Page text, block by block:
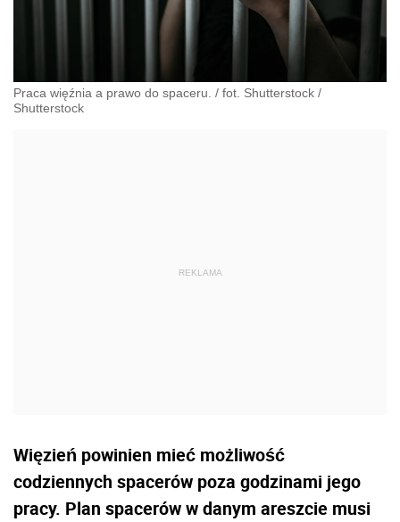
Praca więźnia a prawo do spaceru. / fot. Shutterstock /
Shutterstock
Więzień powinien mieć możliwość
codziennych spacerów poza godzinami jego
pracy. Plan spacerów w danym areszcie musi